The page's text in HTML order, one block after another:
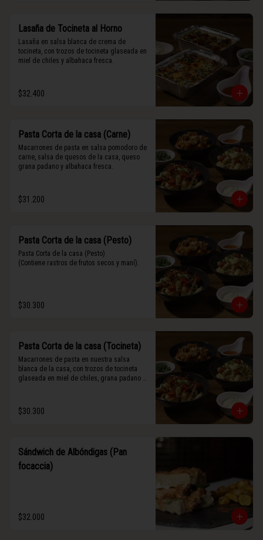
Lasaña de Tocineta al Horno
Lasaña en salsa blanca de crema de
tocineta, con trozos de tocineta glaseada en
miel de chiles y albahaca fresca.
$32.400
Pasta Corta de la casa (Carne)
Macarrones de pasta en salsa pomodoro de
carne, salsa de quesos de la casa, queso
grana padano y albahaca fresca.
$31.200
Pasta Corta de la casa (Pesto)
Pasta Corta de la casa (Pesto)
(Contiene rastros de frutos secos y maní).
$30.300
Pasta Corta de la casa (Tocineta)
Macarrones de pasta en nuestra salsa
blanca de la casa, con trozos de tocineta
glaseada en miel de chiles, grana padano y
$30.300
Sándwich de Albóndigas (Pan
focaccia)
$32.000